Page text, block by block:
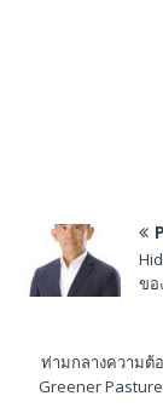
ขอ
ท่ามกลางความต้
Greener